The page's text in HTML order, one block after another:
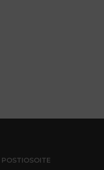
POSTIOSOITE